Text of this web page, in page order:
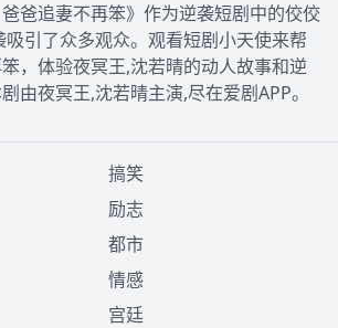
爸爸追妻不再笨》作为逆袭短剧中的佼佼
引了众多观众。观看短剧小天使来帮
，体验夜冥王,沈若晴的动人故事和逆
由夜冥王,沈若晴主演,尽在爱剧APP。
搞笑
励志
都市
情感
宫廷